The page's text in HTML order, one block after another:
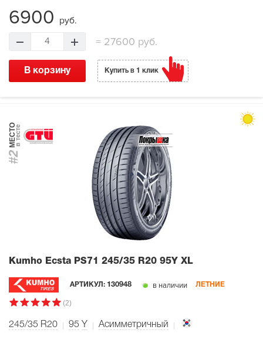
6900 руб.
4 = 27600 руб.
В корзину Купить в 1 клик
#2
МЕСТОв тесте
Kumho Ecsta PS71 245/35 R20 95Y XL
АРТИКУЛ: 130948 в наличии ЛЕТНИЕ
(2)
245/35 R20 95 Y Асимметричный